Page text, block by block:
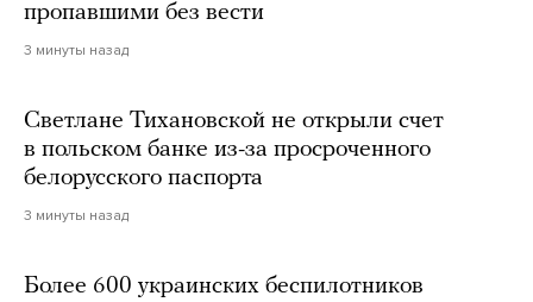
пропавшими без вести
3 минуты назад
Светлане Тихановской не открыли счет
в польском банке из-за просроченного
белорусского паспорта
3 минуты назад
Более 600 украинских беспилотников